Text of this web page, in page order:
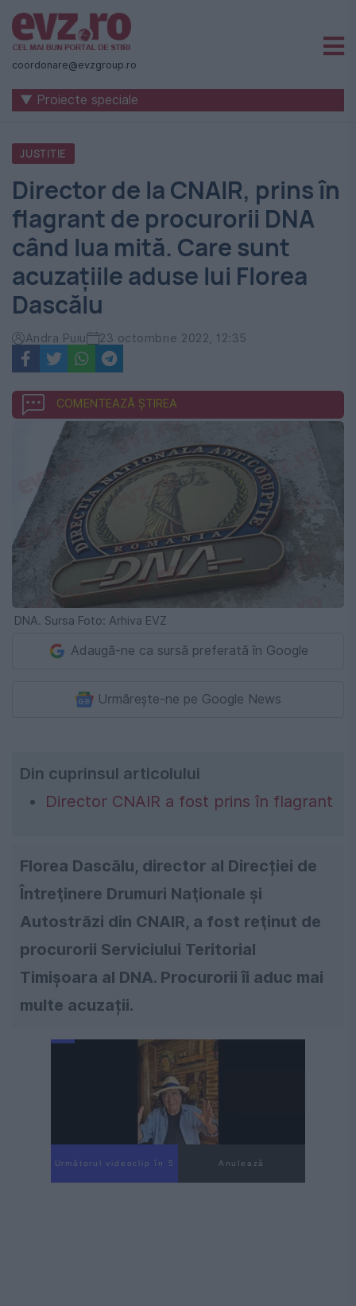
Știri
naționale
internaționale
România
-
Evenimentul
Zilei
coordonare@evzgroup.ro
▼ Proiecte speciale
JUSTITIE
Director de la CNAIR, prins în
flagrant de procurorii DNA
când lua mită. Care sunt
acuzațiile aduse lui Florea
Dascălu
Andra Puiu 23 octombrie 2022, 12:35
COMENTEAZĂ ȘTIREA
DNA. Sursa Foto: Arhiva EVZ
Adaugă-ne ca sursă preferată în Google
Urmărește-ne pe Google News
Din cuprinsul articolului
Director CNAIR a fost prins în flagrant
Florea Dascălu, director al Direcției de
Întreţinere Drumuri Naţionale şi
Autostrăzi din CNAIR, a fost reţinut de
procurorii Serviciului Teritorial
Timişoara al DNA. Procurorii îi aduc mai
multe acuzații.
Următorul videoclip în 4 Anulează